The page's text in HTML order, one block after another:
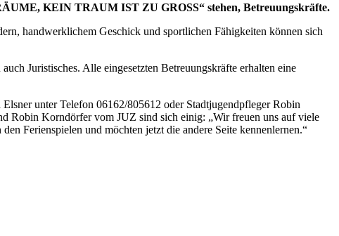
KEIN TRAUM IST ZU GROSS“ stehen, Betreuungskräfte.
handwerklichem Geschick und sportlichen Fähigkeiten können sich
Juristisches. Alle eingesetzten Betreuungskräfte erhalten eine
unter Telefon 06162/805612 oder Stadtjugendpfleger Robin
Robin Korndörfer vom JUZ sind sich einig: „Wir freuen uns auf viele
Ferienspielen und möchten jetzt die andere Seite kennenlernen.“